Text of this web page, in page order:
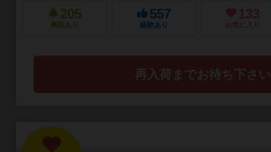
205
興味あり
557
経験あり
133
お気に入り
再入荷までお待ち下さい